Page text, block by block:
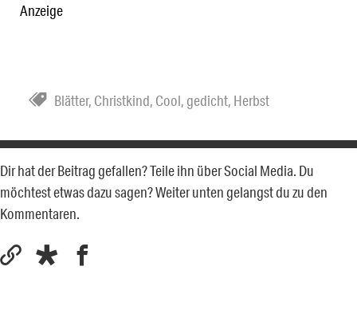
Anzeige
Blätter, Christkind, Cool, gedicht, Herbst
Dir hat der Beitrag gefallen? Teile ihn über Social Media. Du
möchtest etwas dazu sagen? Weiter unten gelangst du zu den
Kommentaren.